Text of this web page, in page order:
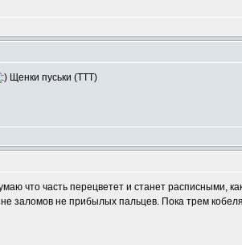
Щенки пуськи (ТТТ)
что часть перецветет и станет расписными,
заломов не прибылых пальцев. Пока трем